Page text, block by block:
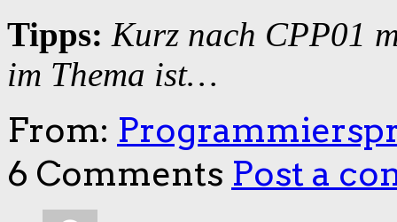
Tipps: Kurz nach CPP01
im Thema ist…
From:
6 Comments Post a